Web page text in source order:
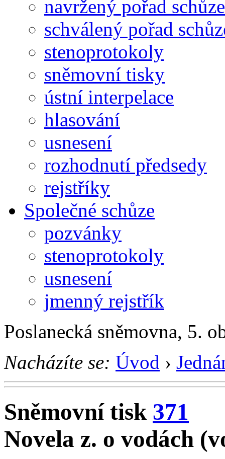
navržený pořad schůze
schválený pořad
stenoprotokoly
sněmovní tisky
ústní interpelace
hlasování
usnesení
rozhodnutí předsedy
rejstříky
Společné schůze
pozvánky
stenoprotokoly
usnesení
jmenný rejstřík
Poslanecká sněmovna, 5.
Nacházíte se: Úvod ›
Sněmovní tisk 371
Novela z. o vodách